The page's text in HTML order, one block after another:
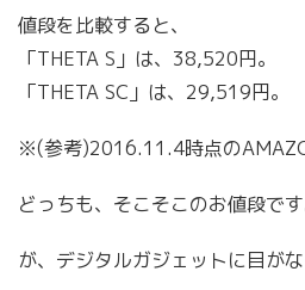
値段を比較すると、
「THETA S」は、38,520円。
「THETA SC」は、29,519円。
※(参考)2016.11.4時点の
どっちも、そこそこのお値段です
が、デジタルガジェットに目がな